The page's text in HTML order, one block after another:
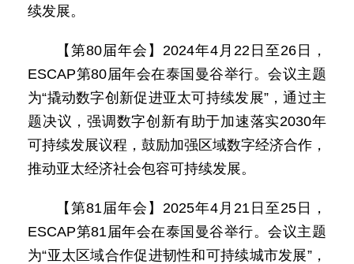
续发展。
【第80届年会】2024年4月22日至26日，
ESCAP第80届年会在泰国曼谷举行。会议主题
为“撬动数字创新促进亚太可持续发展”，通过主
题决议，强调数字创新有助于加速落实2030年
可持续发展议程，鼓励加强区域数字经济合作，
推动亚太经济社会包容可持续发展。
【第81届年会】2025年4月21日至25日，
ESCAP第81届年会在泰国曼谷举行。会议主题
为“亚太区域合作促进韧性和可持续城市发展”，